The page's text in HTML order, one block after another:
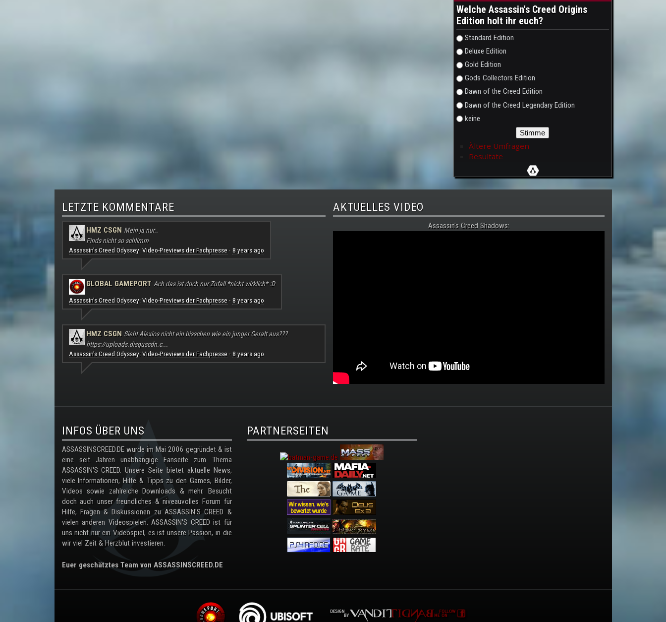
Welche Assassin's Creed Origins
Edition holt ihr euch?
Auswahlmöglichkeiten
Standard Edition
Deluxe Edition
Gold Edition
Gods Collectors Edition
Dawn of the Creed Edition
Dawn of the Creed Legendary Edition
keine
Ältere Umfragen
Resultate
LETZTE KOMMENTARE
HMZ CSGN Mein ja nur..
Finds nicht so schlimm
Assassin's Creed Odyssey: Video-Previews der Fachpresse· 8 years ago
GLOBAL GAMEPORT Ach das ist doch nur Zufall *nicht wirklich* :D
Assassin's Creed Odyssey: Video-Previews der Fachpresse· 8 years ago
HMZ CSGN Sieht Alexios nicht ein bisschen wie ein junger Geralt aus???
https://uploads.disquscdn.c...
Assassin's Creed Odyssey: Video-Previews der Fachpresse· 8 years ago
AKTUELLES VIDEO
Assassin's Creed Shadows:
.
INFOS ÜBER UNS
ASSASSINSCREED.DE wurde im Mai 2006 gegründet & ist
eine seit Jahren unabhängige Fanseite zum Thema
ASSASSIN'S CREED. Unsere Seite bietet aktuelle News,
viele Informationen, Hilfe & Tipps zu den Games, Bilder,
Videos sowie zahlreiche Downloads & mehr. Besucht
doch auch unser freundliches & niveauvolles Forum für
Hilfe, Fragen & Diskussionen zu ASSASSIN'S CREED &
vielen anderen Videospielen. ASSASSIN'S CREED ist für
uns nicht nur ein Videospiel, es ist unsere Passion, in die
wir viel Zeit & Herzblut investieren.
Euer geschätztes Team von ASSASSINSCREED.DE
PARTNERSEITEN